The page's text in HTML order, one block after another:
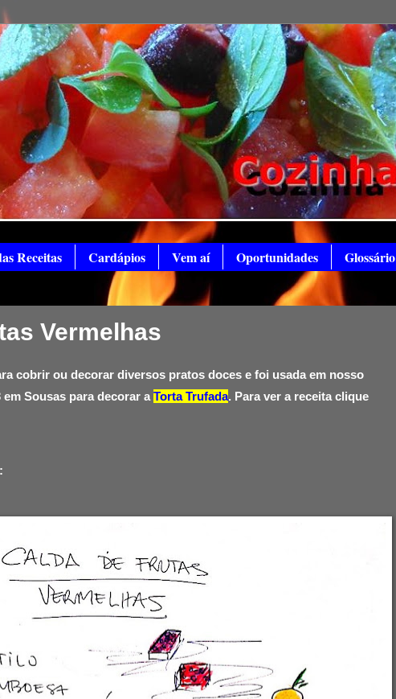
Receitas Cardápios Vem aí Oportunidades Glossário
Vermelhas
cobrir ou decorar diversos pratos doces e foi usada em nosso
Sousas para decorar a Torta Trufada. Para ver a receita clique
: